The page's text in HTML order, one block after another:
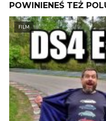
POWINIENEŚ TEŻ
FILM